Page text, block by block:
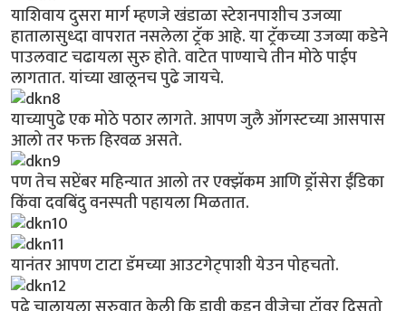
याशिवाय दुसरा मार्ग म्हणजे खंडाळा स्टेशनपाशीच उजव्या
हातालासुध्दा वापरात नसलेला ट्रॅक आहे. या ट्रॅकच्या उजव्या कडेने
पाउलवाट चढायला सुरु होते. वाटेत पाण्याचे तीन मोठे पाईप
लागतात. यांच्या खालूनच पुढे जायचे.
याच्यापुढे एक मोठे पठार लागते. आपण जुलै ऑगस्टच्या आसपास
आलो तर फक्त हिरवळ असते.
पण तेच सप्टेंबर महिन्यात आलो तर एक्झॅकम आणि ड्रॉसेरा ईंडिका
किंवा दवबिंदु वनस्पती पहायला मिळतात.
यानंतर आपण टाटा डॅमच्या आउटगेट्पाशी येउन पोहचतो.